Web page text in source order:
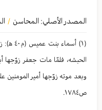
المصدر الأصلي: المحاسن /
(١)
الحبشه، فلمّا مات جعفر زوّجها
ص١٧٨٤.